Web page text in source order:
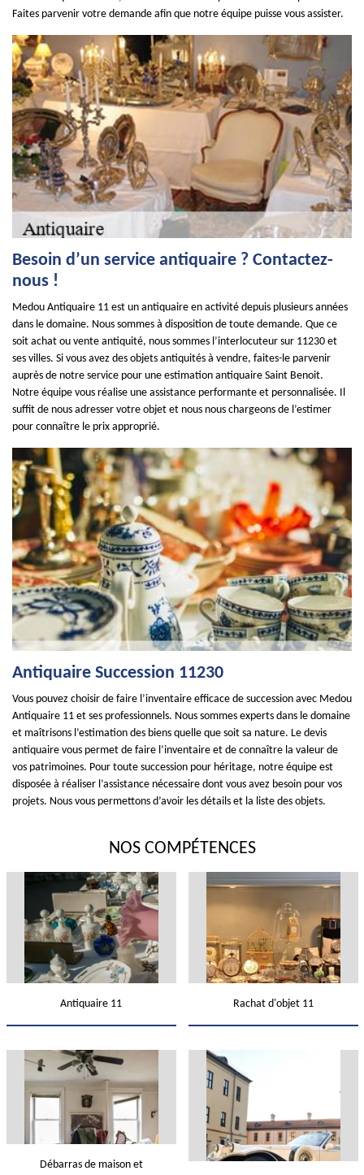
Faites parvenir votre demande afin que notre équipe puisse vous assister.
Besoin d’un service antiquaire ? Contactez-
nous !
Medou Antiquaire 11 est un antiquaire en activité depuis plusieurs années
dans le domaine. Nous sommes à disposition de toute demande. Que ce
soit achat ou vente antiquité, nous sommes l’interlocuteur sur 11230 et
ses villes. Si vous avez des objets antiquités à vendre, faites-le parvenir
auprès de notre service pour une estimation antiquaire Saint Benoit.
Notre équipe vous réalise une assistance performante et personnalisée. Il
suffit de nous adresser votre objet et nous nous chargeons de l’estimer
pour connaître le prix approprié.
Antiquaire Succession 11230
Vous pouvez choisir de faire l’inventaire efficace de succession avec Medou
Antiquaire 11 et ses professionnels. Nous sommes experts dans le domaine
et maîtrisons l’estimation des biens quelle que soit sa nature. Le devis
antiquaire vous permet de faire l’inventaire et de connaître la valeur de
vos patrimoines. Pour toute succession pour héritage, notre équipe est
disposée à réaliser l’assistance nécessaire dont vous avez besoin pour vos
projets. Nous vous permettons d’avoir les détails et la liste des objets.
NOS COMPÉTENCES
Antiquaire 11 Rachat d'objet 11
Débarras de maison et